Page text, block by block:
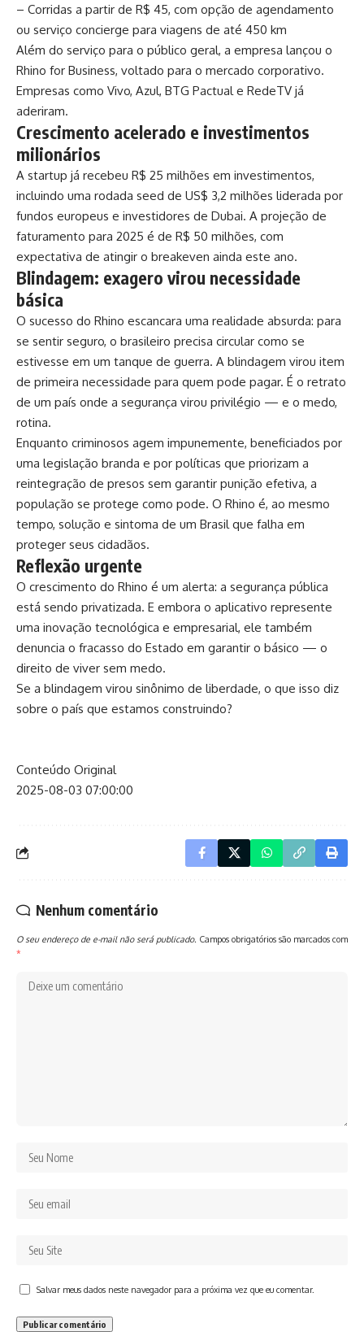
– Corridas a partir de R$ 45, com opção de agendamento
ou serviço concierge para viagens de até 450 km
Além do serviço para o público geral, a empresa lançou o
Rhino for Business, voltado para o mercado corporativo.
Empresas como Vivo, Azul, BTG Pactual e RedeTV já
aderiram.
Crescimento acelerado e investimentos
milionários
A startup já recebeu R$ 25 milhões em investimentos,
incluindo uma rodada seed de US$ 3,2 milhões liderada por
fundos europeus e investidores de Dubai. A projeção de
faturamento para 2025 é de R$ 50 milhões, com
expectativa de atingir o breakeven ainda este ano.
Blindagem: exagero virou necessidade
básica
O sucesso do Rhino escancara uma realidade absurda: para
se sentir seguro, o brasileiro precisa circular como se
estivesse em um tanque de guerra. A blindagem virou item
de primeira necessidade para quem pode pagar. É o retrato
de um país onde a segurança virou privilégio — e o medo,
rotina.
Enquanto criminosos agem impunemente, beneficiados por
uma legislação branda e por políticas que priorizam a
reintegração de presos sem garantir punição efetiva, a
população se protege como pode. O Rhino é, ao mesmo
tempo, solução e sintoma de um Brasil que falha em
proteger seus cidadãos.
Reflexão urgente
O crescimento do Rhino é um alerta: a segurança pública
está sendo privatizada. E embora o aplicativo represente
uma inovação tecnológica e empresarial, ele também
denuncia o fracasso do Estado em garantir o básico — o
direito de viver sem medo.
Se a blindagem virou sinônimo de liberdade, o que isso diz
sobre o país que estamos construindo?
Conteúdo Original
2025-08-03 07:00:00
Nenhum comentário
O seu endereço de e-mail não será publicado. Campos obrigatórios são marcados com
*
Salvar meus dados neste navegador para a próxima vez que eu comentar.